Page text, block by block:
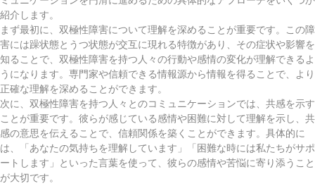
紹介します。
まず最初に、双極性障害について理解を深めることが重要です。この障
害には躁状態とうつ状態が交互に現れる特徴があり、その症状や影響を
知ることで、双極性障害を持つ人々の行動や感情の変化が理解できるよ
うになります。専門家や信頼できる情報源から情報を得ることで、より
正確な理解を深めることができます。
次に、双極性障害を持つ人々とのコミュニケーションでは、共感を示す
ことが重要です。彼らが感じている感情や困難に対して理解を示し、共
感の意思を伝えることで、信頼関係を築くことができます。具体的に
は、「あなたの気持ちを理解しています」「困難な時には私たちがサポ
ートします」といった言葉を使って、彼らの感情や苦悩に寄り添うこと
が大切です。